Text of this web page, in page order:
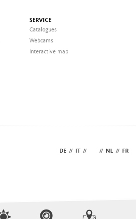
SERVICE
Catalogues
Webcams
Interactive map
DE // // // NL // FR